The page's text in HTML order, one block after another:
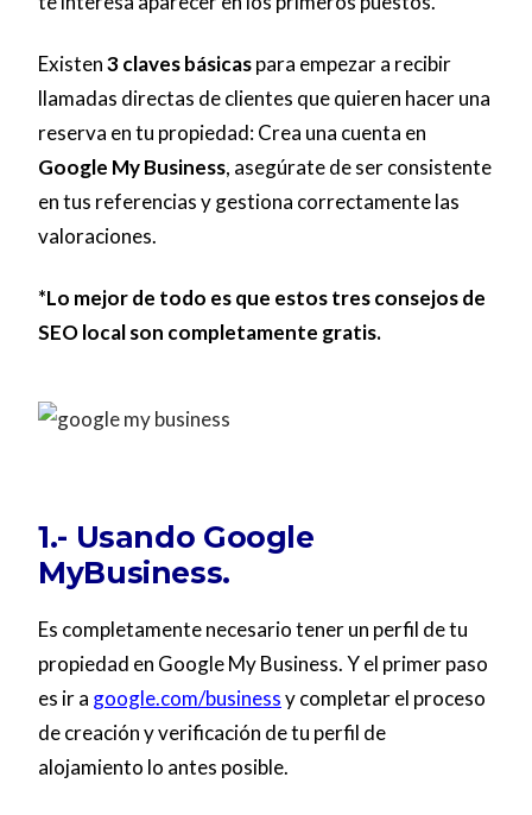
Existen3 claves básicaspara empezar a recibir
llamadas directas de clientes que quieren hacer una
reserva en tu propiedad: Crea una cuenta en
Google My Business, asegúrate de ser consistente
en tus referencias y gestiona correctamente las
valoraciones.
*Lo mejor de todo es que estos tres consejos de
SEO local son completamente gratis.
1.- Usando Google
MyBusiness.
Es completamente necesario tener un perfil de tu
propiedad en Google My Business. Y el primer paso
es ir a google.com/businessy completar el proceso
de creación y verificación de tu perfil de
alojamiento lo antes posible.